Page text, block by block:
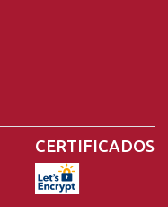
CERTIFICADOS